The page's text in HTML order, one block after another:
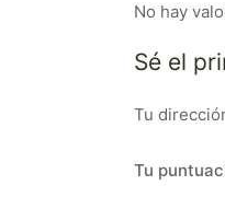
No hay
Sé el
Tu
Tu